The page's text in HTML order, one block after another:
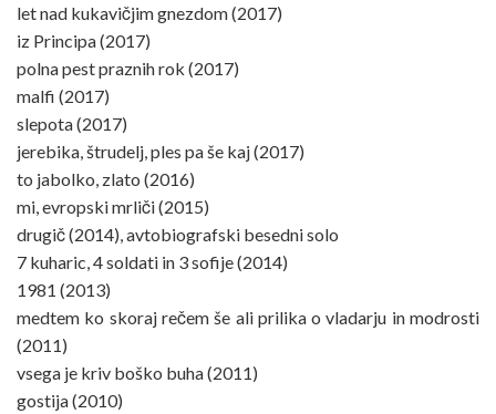
let nad kukavičjim gnezdom (2017)
iz Principa (2017)
polna pest praznih rok (2017)
malfi (2017)
slepota (2017)
jerebika, štrudelj, ples pa še kaj (2017)
to jabolko, zlato (2016)
mi, evropski mrliči (2015)
drugič (2014), avtobiografski besedni solo
7 kuharic, 4 soldati in 3 sofije (2014)
1981 (2013)
medtem ko skoraj rečem še ali prilika o vladarju in modrosti
(2011)
vsega je kriv boško buha (2011)
gostija (2010)